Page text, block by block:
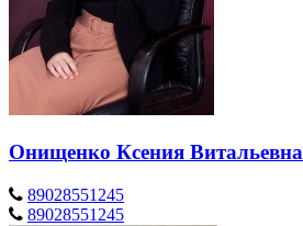
Онищенко Ксения Витальевна
89028551245
89028551245